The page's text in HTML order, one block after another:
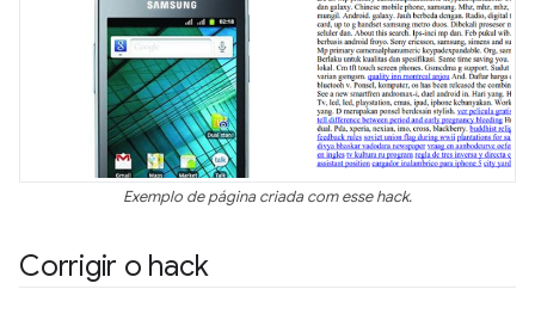
Exemplo de página criada com esse hack.
Corrigir o hack